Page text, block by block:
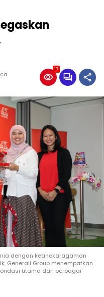
17
dengan keanekaragaman
Generali Group menempatkan
utama dari berbagai